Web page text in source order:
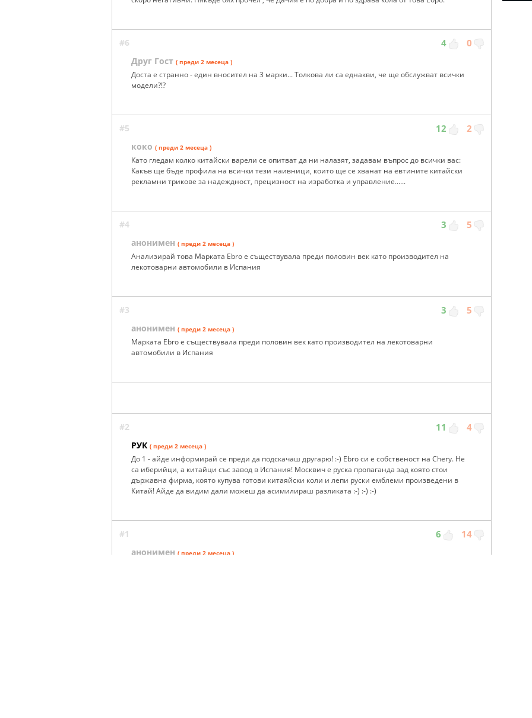
#6 4 0
Друг Гост ( преди 2 месеца )
Доста е странно - един вносител на 3 марки... Толкова ли са еднакви, че ще обслужват всички
модели?!?
#5 12 2
коко ( преди 2 месеца )
Като гледам колко китайски варели се опитват да ни налазят, задавам въпрос до всички вас:
Какъв ще бъде профила на всички тези наивници, които ще се хванат на евтините китайски
рекламни трикове за надеждност, прецизност на изработка и управление......
#4 3 5
анонимен ( преди 2 месеца )
Анализирай това Марката Ebro е съществувала преди половин век като производител на
лекотоварни автомобили в Испания
#3 3 5
анонимен ( преди 2 месеца )
Марката Ebro е съществувала преди половин век като производител на лекотоварни
автомобили в Испания
#2 11 4
РУК ( преди 2 месеца )
До 1 - айде информирай се преди да подскачаш другарю! :-) Ebro си е собственост на Chery. Не
са иберийци, а китайци със завод в Испания! Москвич е руска пропаганда зад която стои
държавна фирма, която купува готови китаяйски коли и лепи руски емблеми произведени в
Китай! Айде да видим дали можеш да асимилираш разликата :-) :-) :-)
#1 6 14
анонимен ( преди 2 месеца )